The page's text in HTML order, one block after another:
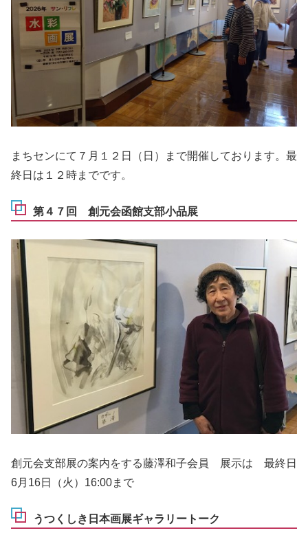
まちセンにて７月１２日（日）まで開催しております。最
終日は１２時までです。
第４７回 創元会函館支部小品展
創元会支部展の案内をする藤澤和子会員 展示は 最終日
6月16日（火）16:00まで
うつくしき日本画展ギャラリートーク